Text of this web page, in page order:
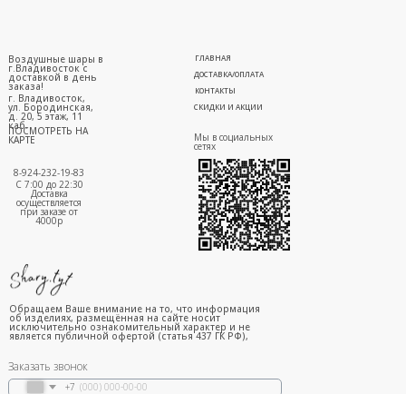
г. Владивосток,
ул. Бородинская,
д. 20, 5 этаж, 11
каб.
ПОСМОТРЕТЬ НА
КАРТЕ
ГЛАВНАЯ
ДОСТАВКА/ОПЛАТА
СКИДКИ И АКЦИИ
КОНТАКТЫ
8-924-232-19-83
С 7:00 до 22:30
Доставка
осуществляется
при заказе от
4000р
Воздушные шары в
г.Владивосток с
доставкой в день
заказа!
Мы в социальных
сетях
Заказать звонок
+7
Обращаем Ваше внимание на то, что информация
об изделиях, размещённая на сайте носит
исключительно ознакомительный характер и не
является публичной офертой (статья 437 ГК РФ),